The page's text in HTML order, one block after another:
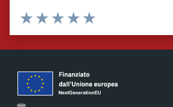
Valuta 5 stelle su 5
Valuta 4 stelle su 5
Valuta 3 stelle su 5
Valuta 2 stelle su 5
Valuta 1 stelle su 5